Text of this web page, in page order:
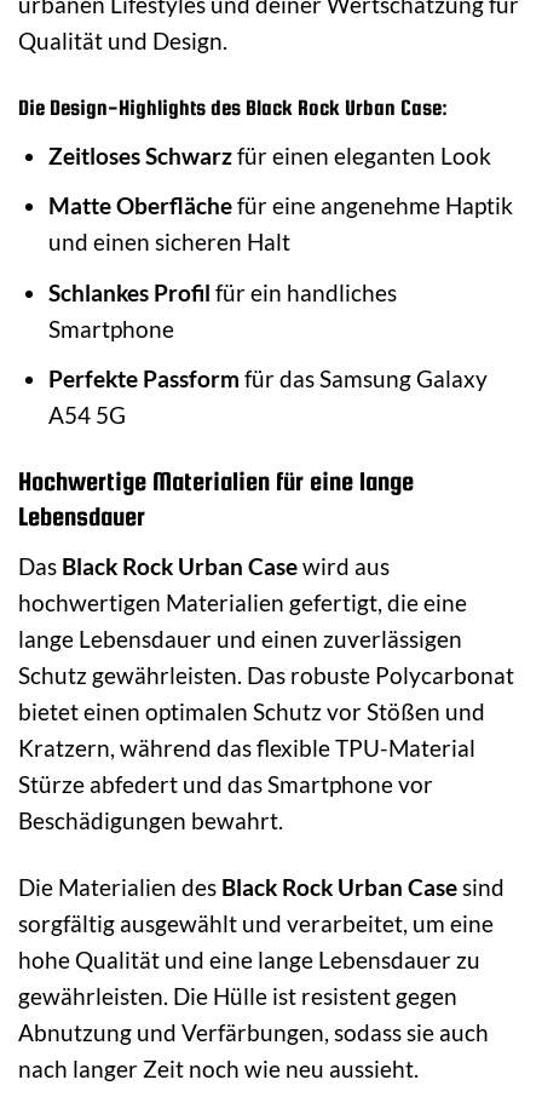
Qualität und Design.
Die Design-Highlights des Black Rock Urban Case:
Zeitloses Schwarzfür einen eleganten Look
Matte Oberflächefür eine angenehme Haptik
und einen sicheren Halt
Schlankes Profil für ein handliches
Smartphone
Perfekte Passform für das Samsung Galaxy
A54 5G
Hochwertige Materialien für eine lange
Lebensdauer
Das Black Rock Urban Casewird aus
hochwertigen Materialien gefertigt, die eine
lange Lebensdauer und einen zuverlässigen
Schutz gewährleisten. Das robuste Polycarbonat
bietet einen optimalen Schutz vor Stößen und
Kratzern, während das flexible TPU-Material
Stürze abfedert und das Smartphone vor
Beschädigungen bewahrt.
Die Materialien des Black Rock Urban Casesind
sorgfältig ausgewählt und verarbeitet, um eine
hohe Qualität und eine lange Lebensdauer zu
gewährleisten. Die Hülle ist resistent gegen
Abnutzung und Verfärbungen, sodass sie auch
nach langer Zeit noch wie neu aussieht.